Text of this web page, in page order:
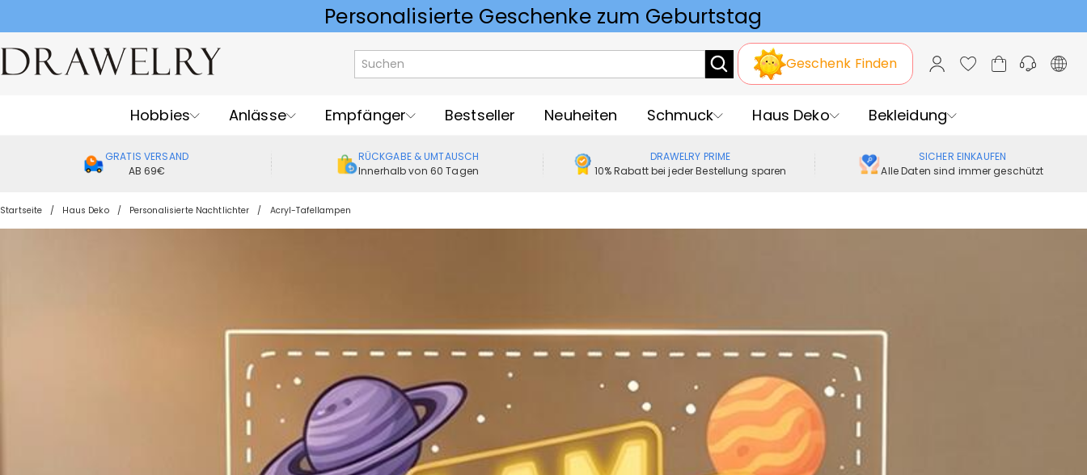
Vorlieben für Hochzeitsgeschenke
Geschenk Finden
Hobbies Anlässe Empfänger Bestseller Neuheiten Schmuck Haus Deko Bekleidung
GRATIS VERSAND
AB 69€
RÜCKGABE & UMTAUSCH
Innerhalb von 60 Tagen
DRAWELRY PRIME
10% Rabatt bei jeder Bestellung sparen
SICHER EINKAUFEN
Alle Daten sind immer geschützt
Startseite Haus Deko Personalisierte Nachtlichter Acryl-Tafellampen